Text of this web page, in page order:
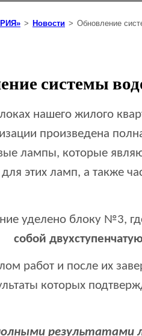
> Новости >
системы
нашего жилого
произведена
лампы, которые
этих ламп, а также
уделено блоку №3,
собой
работ и после их
которых
результатами